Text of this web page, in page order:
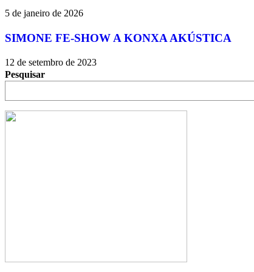
5 de janeiro de 2026
SIMONE FE-SHOW A KONXA AKÚSTICA
12 de setembro de 2023
Pesquisar